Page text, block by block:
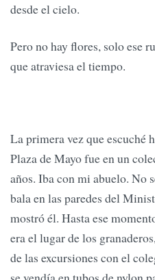
desde el cielo.
Pero no hay flores, solo ese
que atraviesa el tiempo.
La primera vez que escuché
Plaza de Mayo fue en un
años. Iba con mi abuelo. No
bala en las paredes del
mostró él. Hasta ese
era el lugar de los
de las excursiones con el